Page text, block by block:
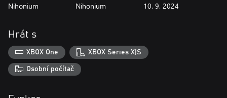
Nihonium Nihonium 10. 9. 2024
Hrát s
XBOX One XBOX Series X|S
Osobní počítač